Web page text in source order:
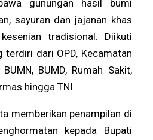
gunungan hasil bumi
sayuran dan jajanan khas
tradisional. Diikuti
terdiri dari OPD, Kecamatan
BUMD, Rumah Sakit,
hingga TNI
memberikan penampilan di
kepada Bupati